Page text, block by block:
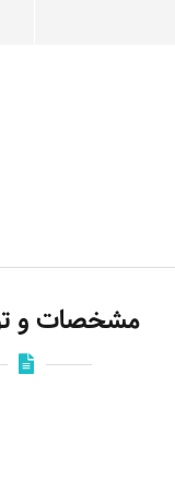
مشخصات و